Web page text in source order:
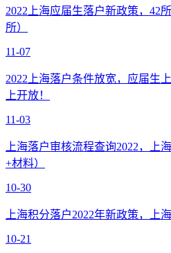
2022上海应届生落户新政策，42
所）
11-07
2022上海落户条件放宽，应届生
上开放！
11-03
上海落户审核流程查询2022，上
+材料）
10-30
上海积分落户2022年新政策，上
10-21